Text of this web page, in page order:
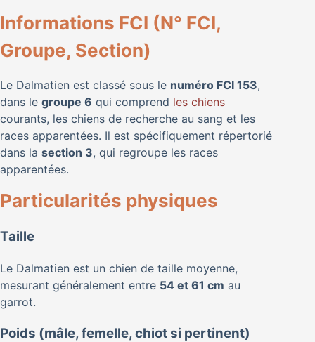
Informations FCI (N° FCI,
Groupe, Section)
Le Dalmatien est classé sous le numéro FCI 153,
dans le groupe 6 qui comprend les chiens
courants, les chiens de recherche au sang et les
races apparentées. Il est spécifiquement répertorié
dans la section 3, qui regroupe les races
apparentées.
Particularités physiques
Taille
Le Dalmatien est un chien de taille moyenne,
mesurant généralement entre 54 et 61 cm au
garrot.
Poids (mâle, femelle, chiot si pertinent)